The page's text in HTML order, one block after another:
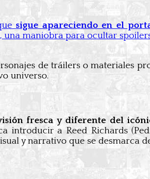
sigue apareciendo en el
maniobra para ocultar
de tráilers o materiales
universo.
fresca y diferente del
introducir a Reed Richards
y narrativo que se desmarca